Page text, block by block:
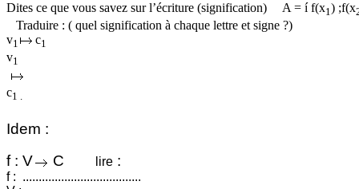
Dites ce que vous savez sur l’écriture (signification) A = íf(x1) ;f(x
Traduire : ( quel signification à chaque lettre et signe ?)
v1 c1
v1
c1 .
Idem :
f: V C lire :
f: .....................................